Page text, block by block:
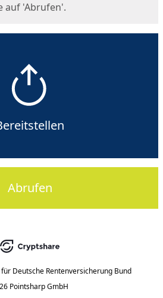
auf 'Abrufen'.
Abrufen
Deutsche Rentenversicherung Bund
Pointsharp GmbH